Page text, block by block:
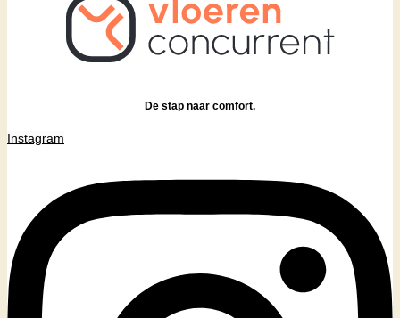
De stap naar comfort.
Instagram